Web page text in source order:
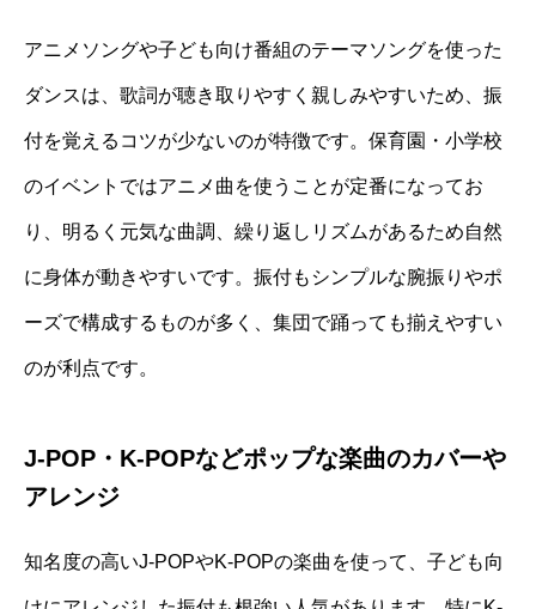
アニメソングや子ども向け番組のテーマソングを使った
ダンスは、歌詞が聴き取りやすく親しみやすいため、振
付を覚えるコツが少ないのが特徴です。保育園・小学校
のイベントではアニメ曲を使うことが定番になってお
り、明るく元気な曲調、繰り返しリズムがあるため自然
に身体が動きやすいです。振付もシンプルな腕振りやポ
ーズで構成するものが多く、集団で踊っても揃えやすい
のが利点です。
J-POP・K-POPなどポップな楽曲のカバーや
アレンジ
知名度の高いJ-POPやK-POPの楽曲を使って、子ども向